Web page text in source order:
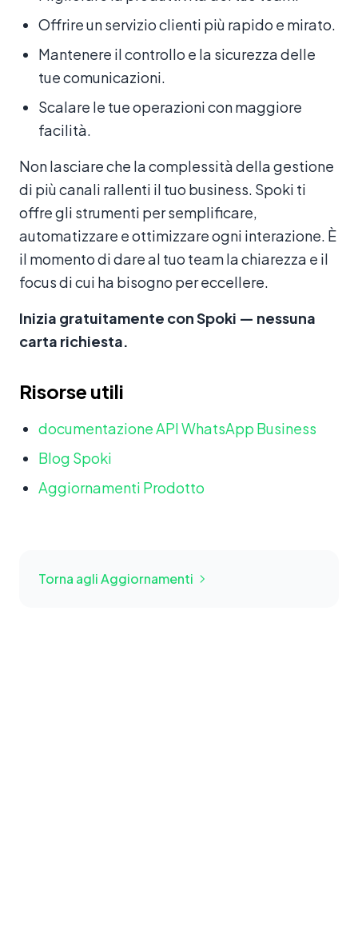
Offrire un servizio clienti più rapido e mirato.
Mantenere il controllo e la sicurezza delle
tue comunicazioni.
Scalare le tue operazioni con maggiore
facilità.
Non lasciare che la complessità della gestione
di più canali rallenti il tuo business. Spoki ti
offre gli strumenti per semplificare,
automatizzare e ottimizzare ogni interazione. È
il momento di dare al tuo team la chiarezza e il
focus di cui ha bisogno per eccellere.
Inizia gratuitamente con Spoki — nessuna
carta richiesta.
Risorse utili
documentazione API WhatsApp Business
Blog Spoki
Aggiornamenti Prodotto
Torna agli Aggiornamenti